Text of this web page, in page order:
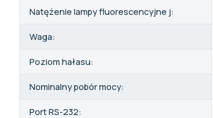
Natężenie lampy fluorescencyjne j:
Waga:
Poziom hałasu:
Nominalny pobór mocy:
Port RS-232: